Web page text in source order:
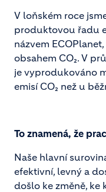
V loňském roce
produktovou řadu
názvem
obsahem CO₂. V
je vyprodukováno
emisí CO₂ než u
To znamená, že
Naše hlavní
efektivní, levný a
došlo ke změně, ke